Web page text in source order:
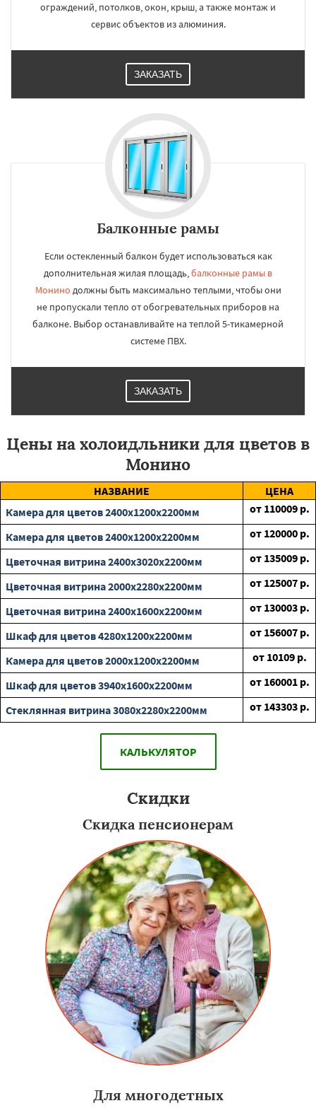
ограждений, потолков, окон, крыш, а также монтаж и
сервис объектов из алюминия.
ЗАКАЗАТЬ
Балконные рамы
Если остекленный балкон будет использоваться как
дополнительная жилая площадь,балконные рамы в
Монино должны быть максимально теплыми, чтобы они
не пропускали тепло от обогревательных приборов на
балконе. Выбор останавливайте на теплой 5-тикамерной
системе ПВХ.
ЗАКАЗАТЬ
Цены на холоидльники для цветов в
Монино
НАЗВАНИЕ
ЦЕНА
Камера для цветов 2400х1200х2200мм
от 110009 р.
Камера для цветов 2400х1200х2200мм
от 120000 р.
Цветочная витрина 2400х3020х2200мм
от 135009 р.
Цветочная витрина 2000х2280х2200мм
от 125007 р.
Цветочная витрина 2400х1600х2200мм
от 130003 р.
Шкаф для цветов 4280х1200х2200мм
от 156007 р.
Камера для цветов 2000х1200х2200мм
от 10109 р.
Шкаф для цветов 3940х1600х2200мм
от 160001 р.
Стеклянная витрина 3080х2280х2200мм
от 143303 р.
КАЛЬКУЛЯТОР
Скидки
Скидка пенсионерам
Для многодетных